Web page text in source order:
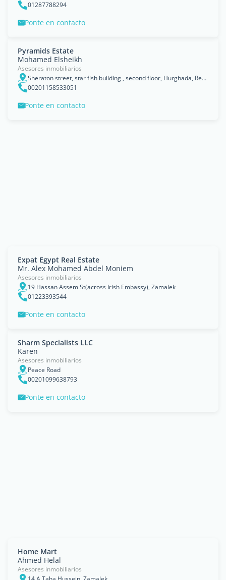
01287788294
Ponte en contacto
Pyramids Estate
Mohamed Elsheikh
Asesores inmobiliarios
Sheraton street, star fish building , second floor, Hurghada, Red Sea
00201158533051
Ponte en contacto
Expat Egypt Real Estate
Mr. Alex Mohamed Abdel Moniem
Asesores inmobiliarios
19 Hassan Assem St(across Irish Embassy), Zamalek
01223393544
Ponte en contacto
Sharm Specialists LLC
Karen
Asesores inmobiliarios
Peace Road
00201099638793
Ponte en contacto
Home Mart
Ahmed Helal
Asesores inmobiliarios